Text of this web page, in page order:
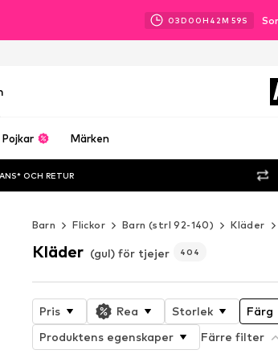
03D 00H 42M 57S
Pojkar Märken
OCH RETUR
Barn Flickor Barn (strl 92-140) Kläder
Kläder (gul) för tjejer 404
Pris Rea Storlek Färg
Produktens egenskaper
Färre filter